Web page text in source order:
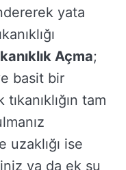
yata
Açma;
basit bir
tam
uzaklığı ise
ya da ek su